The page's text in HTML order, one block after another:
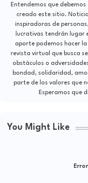
Entendemos que
creado este sitio.
inspiradoras de
lucrativas tendrán lugar
aporte podemos hacer
revista virtual que busca
obstáculos o
bondad, solidaridad,
parte de los valores que
Esperamos que
You Might Like